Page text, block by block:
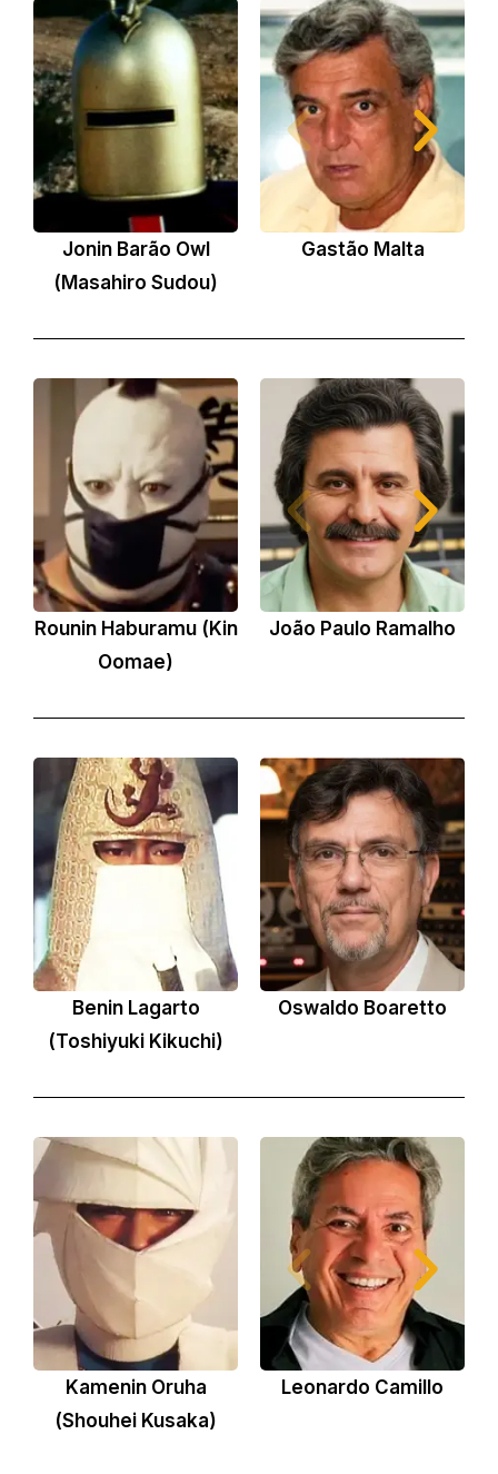
Jonin Barão Owl
(Masahiro Sudou)
Gastão Malta
Rounin Haburamu (Kin
Oomae)
João Paulo Ramalho
Benin Lagarto
(Toshiyuki Kikuchi)
Oswaldo Boaretto
Kamenin Oruha
(Shouhei Kusaka)
Leonardo Camillo